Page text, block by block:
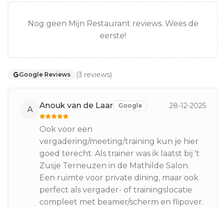
Nog geen Mijn Restaurant reviews. Wees de
eerste!
Google Reviews (3 reviews)
A Anouk van de Laar Google 28-12-2025
Ook voor een
vergadering/meeting/training kun je hier
goed terecht. Als trainer was ik laatst bij 't
Zusje Terneuzen in de Mathilde Salon.
Een ruimte voor private dining, maar ook
perfect als vergader- of trainingslocatie
compleet met beamer/scherm en flipover.